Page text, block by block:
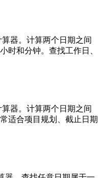
器。计算两个日期之间
时和分钟。查找工作日、
器。计算两个日期之间
适合项目规划、截止日期